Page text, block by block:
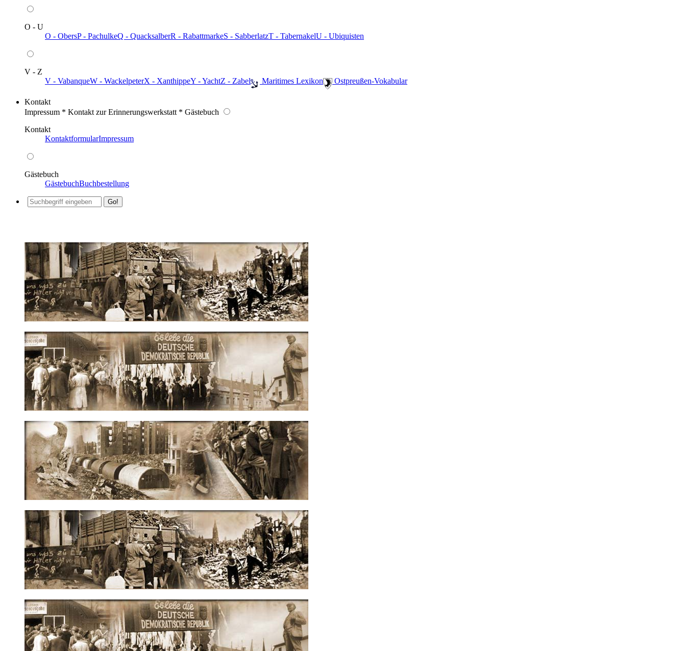
O - U
O - ObersP - PachulkeQ - QuacksalberR - RabattmarkeS - SabberlatzT - TabernakelU - Ubiquisten
V - Z
V - VabanqueW - WackelpeterX - XanthippeY - YachtZ - Zabel ️ Maritimes Lexikon ️ Ostpreußen-Vokabular
Kontakt
Impressum * Kontakt zur Erinnerungswerkstatt * Gästebuch
Kontakt
KontaktformularImpressum
Gästebuch
GästebuchBuchbestellung